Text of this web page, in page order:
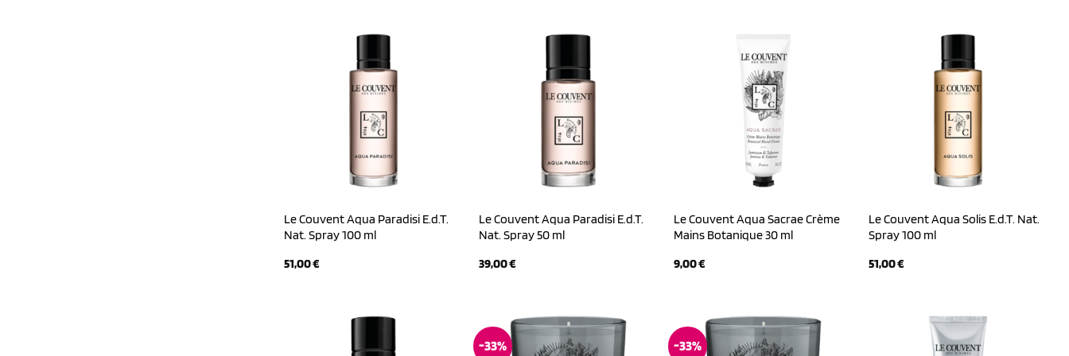
Le Couvent Aqua Paradisi E.d.T.
Nat. Spray 100 ml
51,00€
Le Couvent Aqua Paradisi E.d.T.
Nat. Spray 50 ml
39,00€
Le Couvent Aqua Sacrae Crème
Mains Botanique 30 ml
9,00€
Le Couvent Aqua Solis E.d.T. Nat.
Spray 100 ml
51,00€
-33% -33%